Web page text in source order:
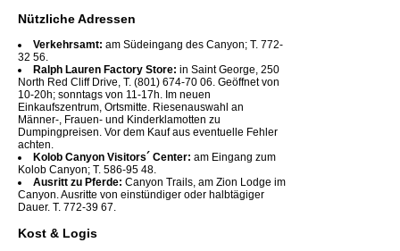
Nützliche Adressen
Verkehrsamt: am Südeingang des Canyon; T. 772-
32 56.
Ralph Lauren Factory Store: in Saint George, 250
North Red Cliff Drive, T. (801) 674-70 06. Geöffnet von
10-20h; sonntags von 11-17h. Im neuen
Einkaufszentrum, Ortsmitte. Riesenauswahl an
Männer-, Frauen- und Kinderklamotten zu
Dumpingpreisen. Vor dem Kauf aus eventuelle Fehler
achten.
Kolob Canyon Visitors´ Center: am Eingang zum
Kolob Canyon; T. 586-95 48.
Ausritt zu Pferde: Canyon Trails, am Zion Lodge im
Canyon. Ausritte von einstündiger oder halbtägiger
Dauer. T. 772-39 67.
Kost & Logis